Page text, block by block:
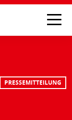
PRESSEMITTEILUNG